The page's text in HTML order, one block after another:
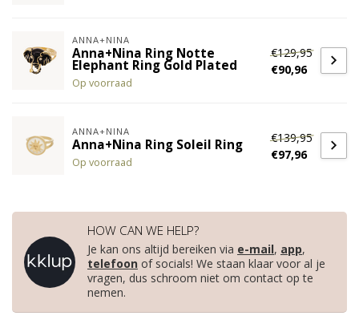
ANNA+NINA
Anna+Nina Ring Notte
Elephant Ring Gold Plated
Op voorraad
€129,95
€90,96
ANNA+NINA
Anna+Nina Ring Soleil Ring
Op voorraad
€139,95
€97,96
HOW CAN WE HELP?
Je kan ons altijd bereiken via e-mail, app,
telefoon of socials! We staan klaar voor al je
vragen, dus schroom niet om contact op te
nemen.